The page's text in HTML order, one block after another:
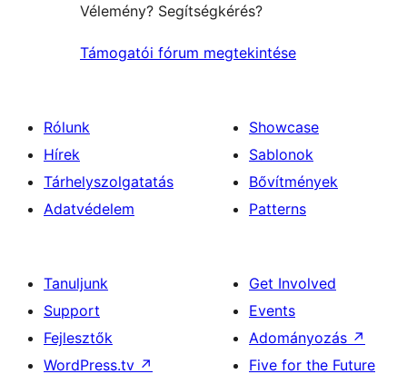
Vélemény? Segítségkérés?
Támogatói fórum megtekintése
Rólunk
Hírek
Tárhelyszolgatatás
Adatvédelem
Showcase
Sablonok
Bővítmények
Patterns
Tanuljunk
Support
Fejlesztők
WordPress.tv ↗
Get Involved
Events
Adományozás ↗
Five for the Future